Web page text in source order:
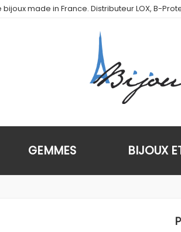
made in France. Distributeur LOX, B-
GEMMES BIJOUX